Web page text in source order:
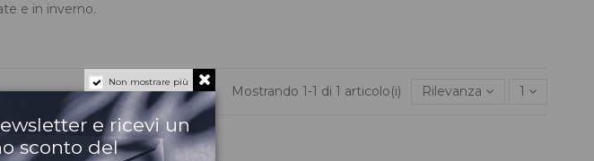
e in inverno.
Mostrando 1-1 di 1 articolo(i) Rilevanza 1
Non mostrare più
e ricevi un
sconto del